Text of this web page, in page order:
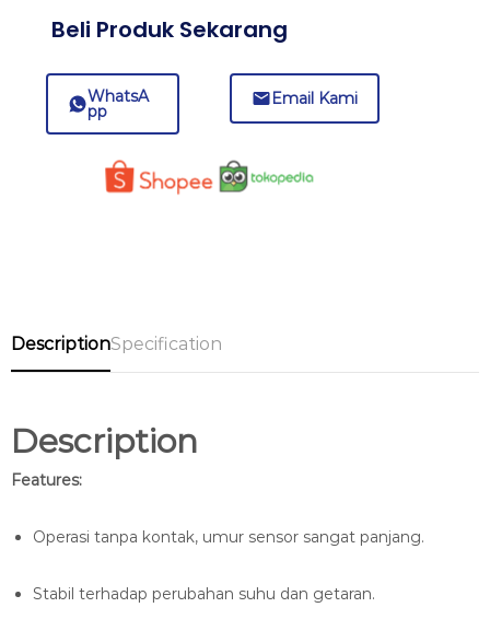
Beli Produk Sekarang
WhatsA
pp
Email Kami
DescriptionSpecification
Description
Features:
Operasi tanpa kontak, umur sensor sangat panjang.
Stabil terhadap perubahan suhu dan getaran.